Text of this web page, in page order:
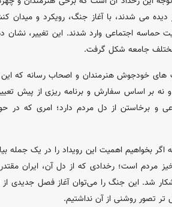
می‌ شدند، با آغاز جنگ، رویکرد و میدان
حماسه اجتماعی وارد شدند. این تغییر، نشان
جامعه شکل گرفت.
‌های خودجوش هنرمندان و اصحاب رسانه که
نه بر اساس سفارش و برنامه ‌ریزی از پیش
و برخاستن از دل مردم دارد؛ امری که در
بخواهیم اهمیت این رویداد را در یک جمله
مردم است؛ رخدادی که از دل آن، ایران
شد. این جنگ را می‌توان آغاز فصل جدیدی از
تصور روشنی از آن نداشتیم.